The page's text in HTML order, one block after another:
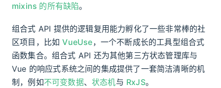
mixins 的所有缺陷。
组合式 API 提供的逻辑复用能力孵化了一些非常棒的社
区项目，比如VueUse，一个不断成长的工具型组合式
函数集合。组合式 API 还为其他第三方状态管理库与
Vue 的响应式系统之间的集成提供了一套简洁清晰的机
制，例如不可变数据、状态机与 RxJS。